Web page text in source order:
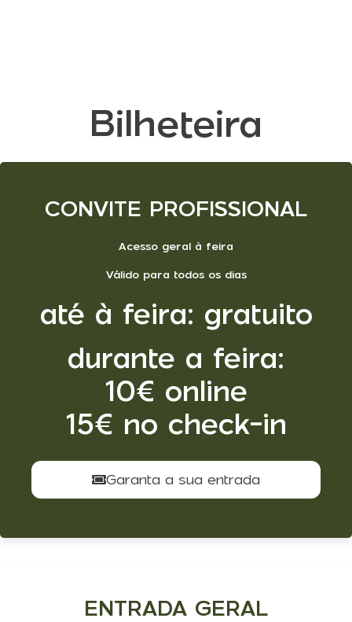
Bilheteira
CONVITE PROFISSIONAL
Acesso geral à feira
Válido para todos os dias
até à feira: gratuito
durante a feira:
10€ online
15€ no check-in
Garanta a sua entrada
ENTRADA GERAL